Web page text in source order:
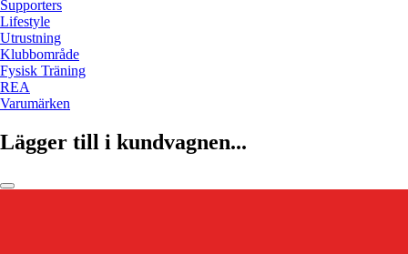
Supporters
Lifestyle
Utrustning
Klubbområde
Fysisk Träning
REA
Varumärken
Lägger till i kundvagnen...